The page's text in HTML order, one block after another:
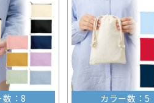
数：8 カラー数：5